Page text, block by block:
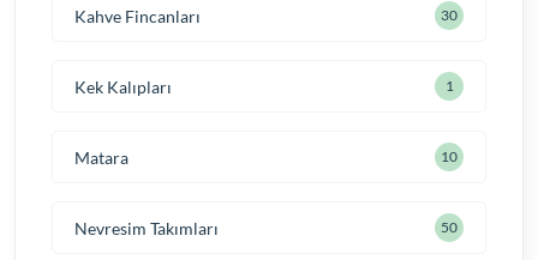
Kahve Fincanları 30
Kek Kalıpları 1
Matara 10
Nevresim Takımları 50